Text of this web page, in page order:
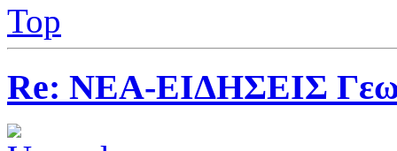
Top
Re: ΝΕΑ-ΕΙΔΗΣΕΙΣ